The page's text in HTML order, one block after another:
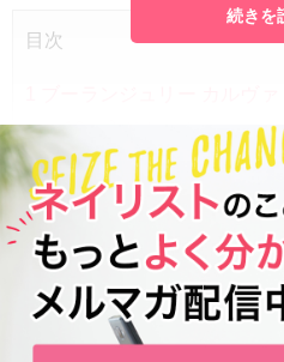
目次
ン 10ヶ入りセット」
2Pascoの通販 「北海道食
3べノアオンラインショッ
ト」
アンデルセンネット 「パ
Cafe Rico 「パーフェク
ン）2個セット」
続きを